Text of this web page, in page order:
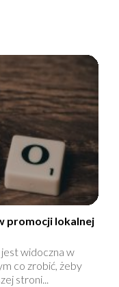
promocji lokalnej
widoczna w
co zrobić, żeby
stroni...